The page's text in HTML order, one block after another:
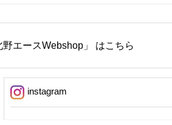
エースWebshop」 はこちら
instagram